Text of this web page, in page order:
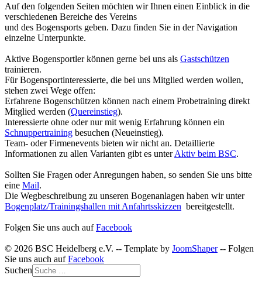
Auf den folgenden Seiten möchten wir Ihnen einen Einblick in die
verschiedenen Bereiche des Vereins
und des Bogensports geben. Dazu finden Sie in der Navigation
einzelne Unterpunkte.
Aktive Bogensportler können gerne bei uns als Gastschützen
trainieren.
Für Bogensportinteressierte, die bei uns Mitglied werden wollen,
stehen zwei Wege offen:
Erfahrene Bogenschützen können nach einem Probetraining direkt
Mitglied werden (Quereinstieg).
Interessierte ohne oder nur mit wenig Erfahrung können ein
Schnuppertraining besuchen (Neueinstieg).
Team- oder Firmenevents bieten wir nicht an. Detaillierte
Informationen zu allen Varianten gibt es unterAktiv beim BSC.
Sollten Sie Fragen oder Anregungen haben, so senden Sie uns bitte
eine Mail.
Die Wegbeschreibung zu unseren Bogenanlagen haben wir unter
Bogenplatz/Trainingshallen mit Anfahrtsskizzen bereitgestellt.
Folgen Sie uns auch aufFacebook
© 2026 BSC Heidelberg e.V. -- Template by JoomShaper-- Folgen
Sie uns auch aufFacebook
Suchen